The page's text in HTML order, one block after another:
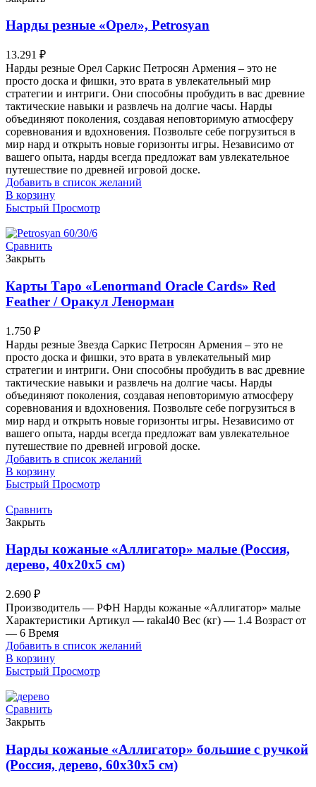
Нарды резные «Орел», Petrosyan
13.291 ₽
Нарды резные Орел Саркис Петросян Армения – это не
просто доска и фишки, это врата в увлекательный мир
стратегии и интриги. Они способны пробудить в вас древние
тактические навыки и развлечь на долгие часы. Нарды
объединяют поколения, создавая неповторимую атмосферу
соревнования и вдохновения. Позвольте себе погрузиться в
мир нард и открыть новые горизонты игры. Независимо от
вашего опыта, нарды всегда предложат вам увлекательное
путешествие по древней игровой доске.
Добавить в список желаний
В корзину
Быстрый Просмотр
Сравнить
Закрыть
Карты Таро «Lenormand Oracle Cards» Red
Feather / Оракул Ленорман
1.750 ₽
Нарды резные Звезда Саркис Петросян Армения – это не
просто доска и фишки, это врата в увлекательный мир
стратегии и интриги. Они способны пробудить в вас древние
тактические навыки и развлечь на долгие часы. Нарды
объединяют поколения, создавая неповторимую атмосферу
соревнования и вдохновения. Позвольте себе погрузиться в
мир нард и открыть новые горизонты игры. Независимо от
вашего опыта, нарды всегда предложат вам увлекательное
путешествие по древней игровой доске.
Добавить в список желаний
В корзину
Быстрый Просмотр
Сравнить
Закрыть
Нарды кожаные «Аллигатор» малые (Россия,
дерево, 40х20х5 см)
2.690 ₽
Производитель — РФН Нарды кожаные «Аллигатор» малые
Характеристики Артикул — rakal40 Вес (кг) — 1.4 Возраст от
— 6 Время
Добавить в список желаний
В корзину
Быстрый Просмотр
Сравнить
Закрыть
Нарды кожаные «Аллигатор» большие с ручкой
(Россия, дерево, 60х30х5 см)